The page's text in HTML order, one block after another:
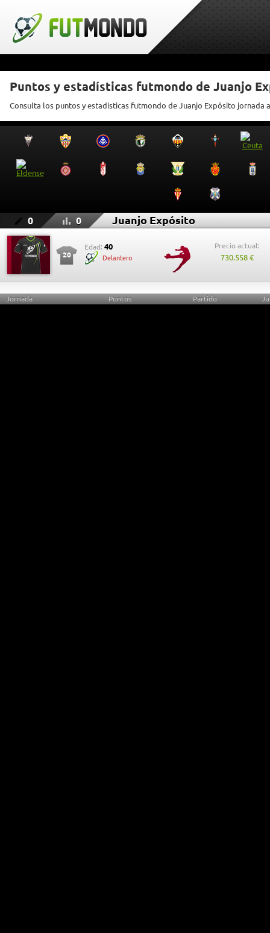
Puntos y estadísticas futmondo de Juanjo
Consulta los puntos y estadísticas futmondo de Juanjo Expósito jornada
0 0 Juanjo Expósito
20
Edad: 40
Delantero
Precio actual:
730.558 €
Jornada Puntos Partido